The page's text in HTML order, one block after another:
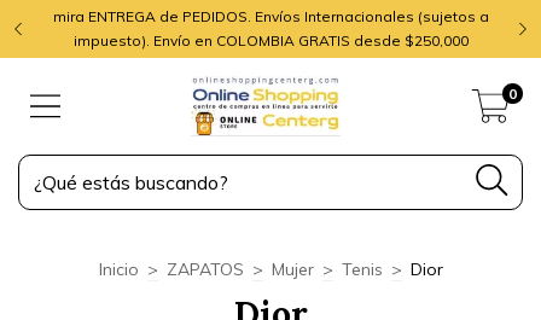
mira ENTREGA de PEDIDOS. Envíos Internacionales (sujetos a
impuesto). Envío en COLOMBIA GRATIS desde $250,000
0
Inicio > ZAPATOS > Mujer > Tenis > Dior